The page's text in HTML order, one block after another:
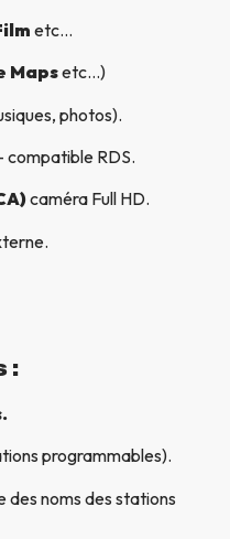
etc…
Mapsetc…)
photos).
compatible RDS.
caméra Full HD.
:
programmables).
des noms des stations